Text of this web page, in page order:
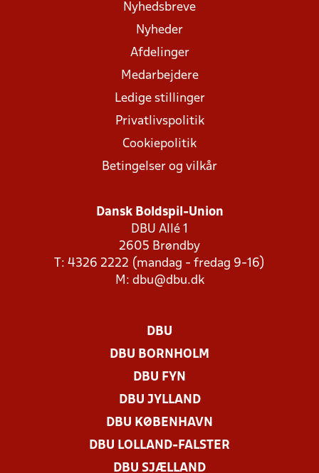
Nyhedsbreve
Nyheder
Afdelinger
Medarbejdere
Ledige stillinger
Privatlivspolitik
Cookiepolitik
Betingelser og vilkår
Dansk Boldspil-Union
DBU Allé 1
2605 Brøndby
T: 4326 2222 (mandag - fredag 9-16)
M: dbu@dbu.dk
DBU
DBU BORNHOLM
DBU FYN
DBU JYLLAND
DBU KØBENHAVN
DBU LOLLAND-FALSTER
DBU SJÆLLAND